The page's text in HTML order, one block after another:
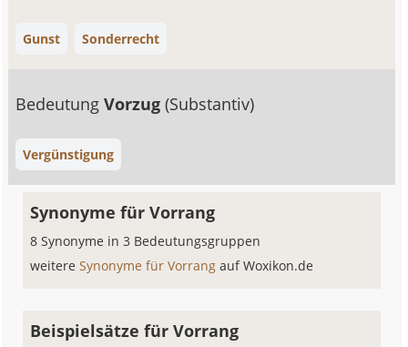
Gunst Sonderrecht
BedeutungVorzug(Substantiv)
Vergünstigung
Synonyme für Vorrang
8 Synonyme in 3 Bedeutungsgruppen
weitereSynonyme für Vorrangauf Woxikon.de
Beispielsätze für Vorrang